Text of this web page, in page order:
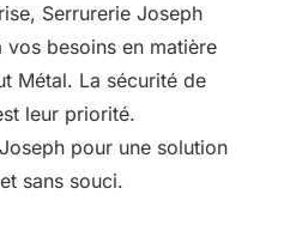
Serrurerie Joseph
besoins en matière
Métal. La sécurité de
leur priorité.
pour une solution
sans souci.